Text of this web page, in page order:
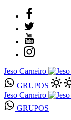
Jeso Carneiro
GRUPOS
Jeso Carneiro
GRUPOS